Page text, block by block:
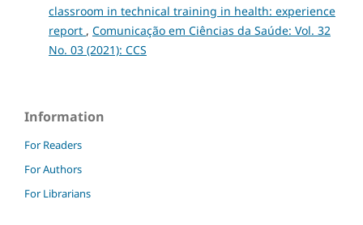
classroom in technical training in health: experience
report , Comunicação em Ciências da Saúde: Vol. 32
No. 03 (2021): CCS
Information
For Readers
For Authors
For Librarians